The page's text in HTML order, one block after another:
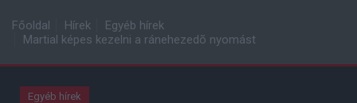
Főoldal Hírek
Egyéb hírek
Martial képes kezelni a ránehezedõ nyomást
Egyéb hírek